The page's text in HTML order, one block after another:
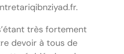
très fortement
devoir à tous de